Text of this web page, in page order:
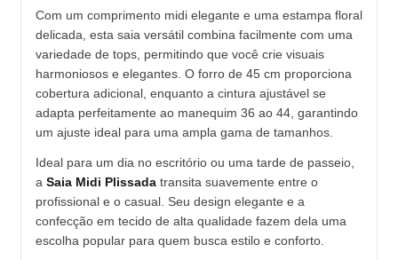
Com um comprimento midi elegante e uma estampa floral
delicada, esta saia versátil combina facilmente com uma
variedade de tops, permitindo que você crie visuais
harmoniosos e elegantes. O forro de 45 cm proporciona
cobertura adicional, enquanto a cintura ajustável se
adapta perfeitamente ao manequim 36 ao 44, garantindo
um ajuste ideal para uma ampla gama de tamanhos.
Ideal para um dia no escritório ou uma tarde de passeio,
a Saia Midi Plissada transita suavemente entre o
profissional e o casual. Seu design elegante e a
confecção em tecido de alta qualidade fazem dela uma
escolha popular para quem busca estilo e conforto.